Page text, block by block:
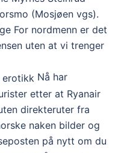
(Mosjøen vgs).
For nordmenn er det
uten at vi trenger
Nå har
etter at Ryanair
direkteruter fra
naken bilder og
på nytt om du